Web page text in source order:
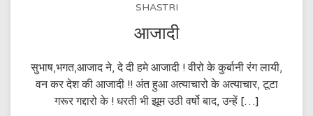
SHASTRI
आजादी
सुभाष,भगत,आजाद ने, दे दी हमे आजादी ! वीरो के कुर्बानी रंग लायी,
वन कर देश की आजादी !! अंत हुआ अत्याचारो के अत्याचार, टूटा
गरूर गद्दारो के ! धरती भी झूम उठी वर्षो बाद, उन्हें […]